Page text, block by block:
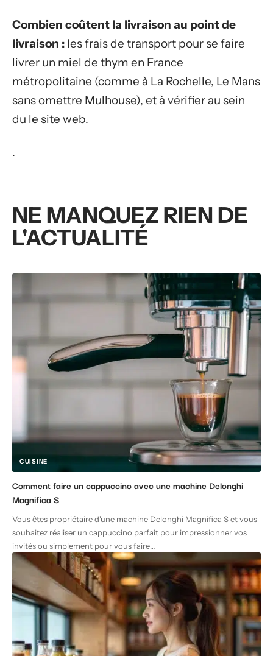
Combien coûtent la livraison au point de
livraison : les frais de transport pour se faire
livrer un miel de thym en France
métropolitaine (comme à La Rochelle, Le Mans
sans omettre Mulhouse), et à vérifier au sein
du le site web.
.
NE MANQUEZ RIEN DE
L'ACTUALITÉ
CUISINE
Comment faire un cappuccino avec une machine Delonghi
Magnifica S
Vous êtes propriétaire d'une machine Delonghi Magnifica S et vous
souhaitez réaliser un cappuccino parfait pour impressionner vos
invités ou simplement pour vous faire…